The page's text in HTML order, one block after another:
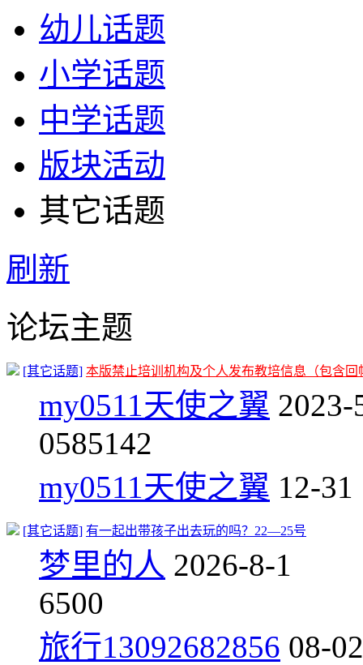
幼儿话题
小学话题
中学话题
版块活动
其它话题
刷新
论坛主题
[其它话题] 本版禁止培训机构及个人发布教培信息（包含
my0511天使之翼 2023-
0585142
my0511天使之翼 12-31
[其它话题] 有一起出带孩子出去玩的吗？22—25号
梦里的人 2026-8-1
6500
旅行13092682856 08-